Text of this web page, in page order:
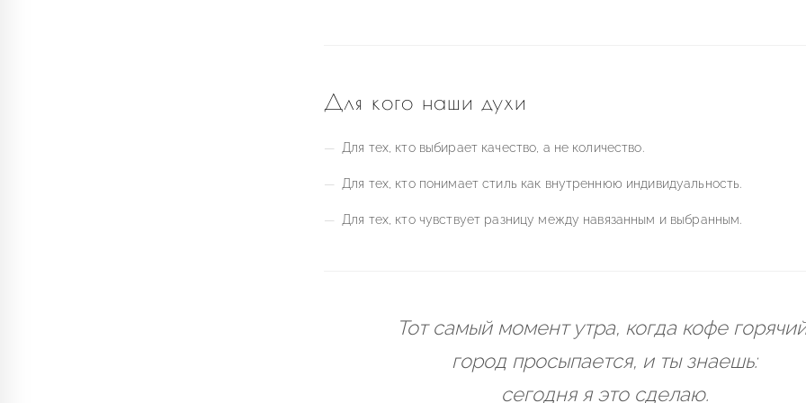
Для кого наши духи
— Для тех, кто выбирает качество, а не количество.
— Для тех, кто понимает стиль как внутреннюю индивидуальность.
— Для тех, кто чувствует разницу между навязанным и выбранным.
Тот самый момент утра, когда кофе
город просыпается, и ты знаешь:
сегодня я это сделаю.